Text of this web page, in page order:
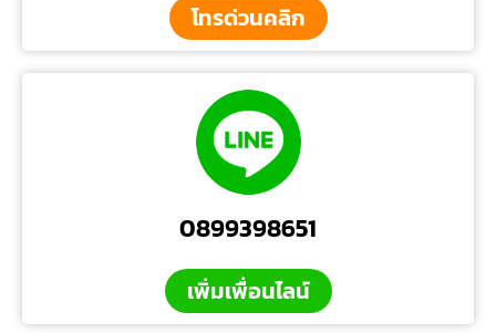
โทรด่วนคลิก
0899398651
เพิ่มเพื่อนไลน์